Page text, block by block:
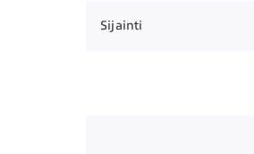
Sijainti